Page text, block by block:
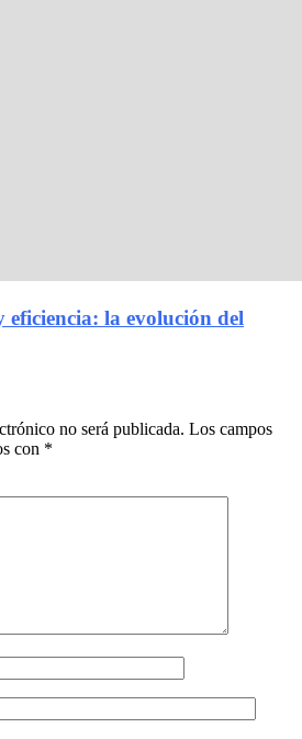
eficiencia: la evolución del
no será publicada. Los campos
con *